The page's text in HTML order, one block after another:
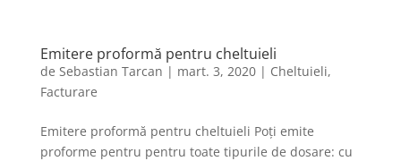
Emitere proformă pentru cheltuieli
de Sebastian Tarcan | mart. 3, 2020| Cheltuieli,
Facturare
Emitere proformă pentru cheltuieli Poți emite
proforme pentru pentru toate tipurile de dosare: cu